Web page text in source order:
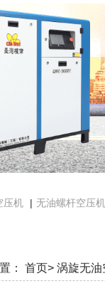
压机 | 无油螺杆空压机
： 首页> 涡旋无油